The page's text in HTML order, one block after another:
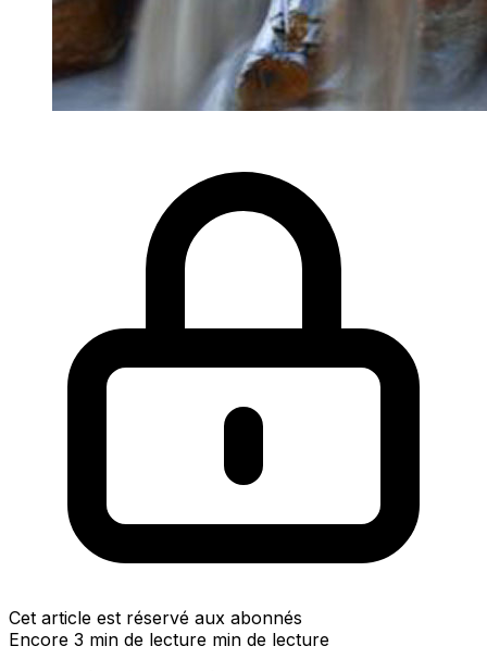
Cet article est réservé aux abonnés
Encore 3 min de lecture min de lecture